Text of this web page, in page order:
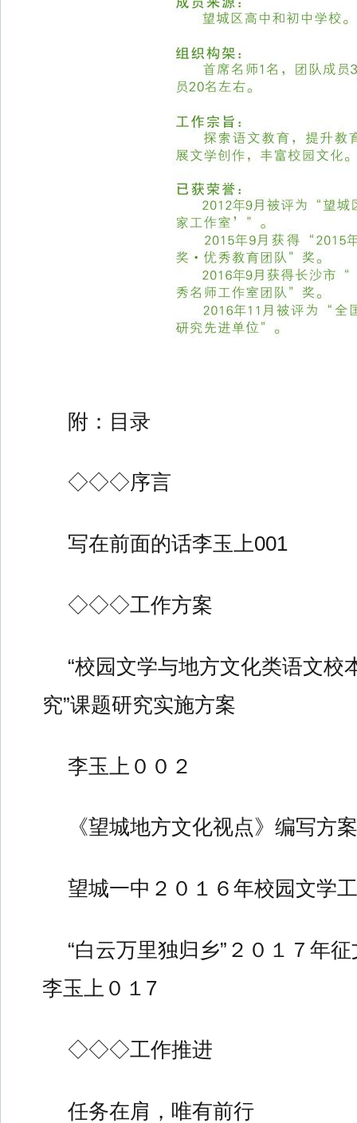
附：目录
◇◇◇序言
写在前面的话李玉上001
◇◇◇工作方案
“校园文学与地方文化类语文校
究”课题研究实施方案
李玉上００２
《望城地方文化视点》编写方
望城一中２０１６年校园文学
“白云万里独归乡”２０１７年
李玉上０１7
◇◇◇工作推进
任务在肩，唯有前行